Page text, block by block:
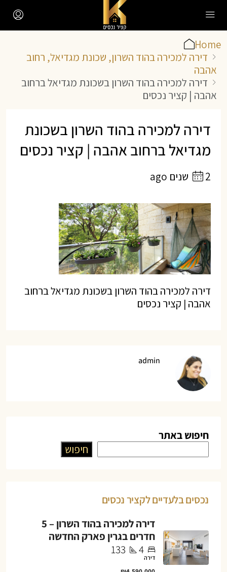
Home
דירה למכירה בהוד השרון, שכונת מגדיאל, רחוב
אהבה
דירה למכירה בהוד השרון בשכונת מגדיאל ברחוב
אהבה | קציר נכסים
דירה למכירה בהוד השרון בשכונת
מגדיאל ברחוב אהבה | קציר נכסים
2 שנים ago
דירה למכירה בהוד השרון בשכונת מגדיאל ברחוב
אהבה | קציר נכסים
admin
חיפוש באתר
חיפוש
נכסים בלעדיים לקציר נכסים
דירה למכירה בהוד השרון – 5
חדרים בגרין פארק החדשה
4
133
דירה